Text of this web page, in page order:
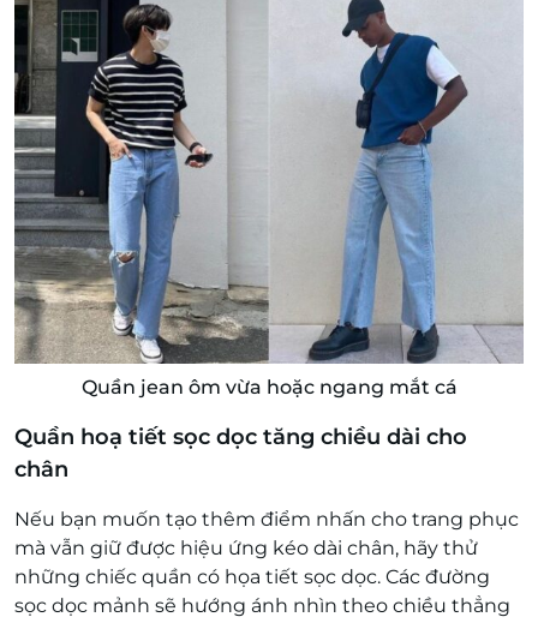
Quần jean ôm vừa hoặc ngang mắt cá
Quần hoạ tiết sọc dọc tăng chiều dài cho
chân
Nếu bạn muốn tạo thêm điểm nhấn cho trang phục
mà vẫn giữ được hiệu ứng kéo dài chân, hãy thử
những chiếc quần có họa tiết sọc dọc. Các đường
sọc dọc mảnh sẽ hướng ánh nhìn theo chiều thẳng